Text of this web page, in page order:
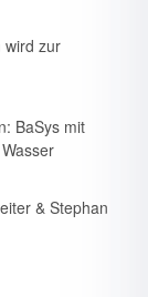
wird zur
BaSys mit
& Stephan